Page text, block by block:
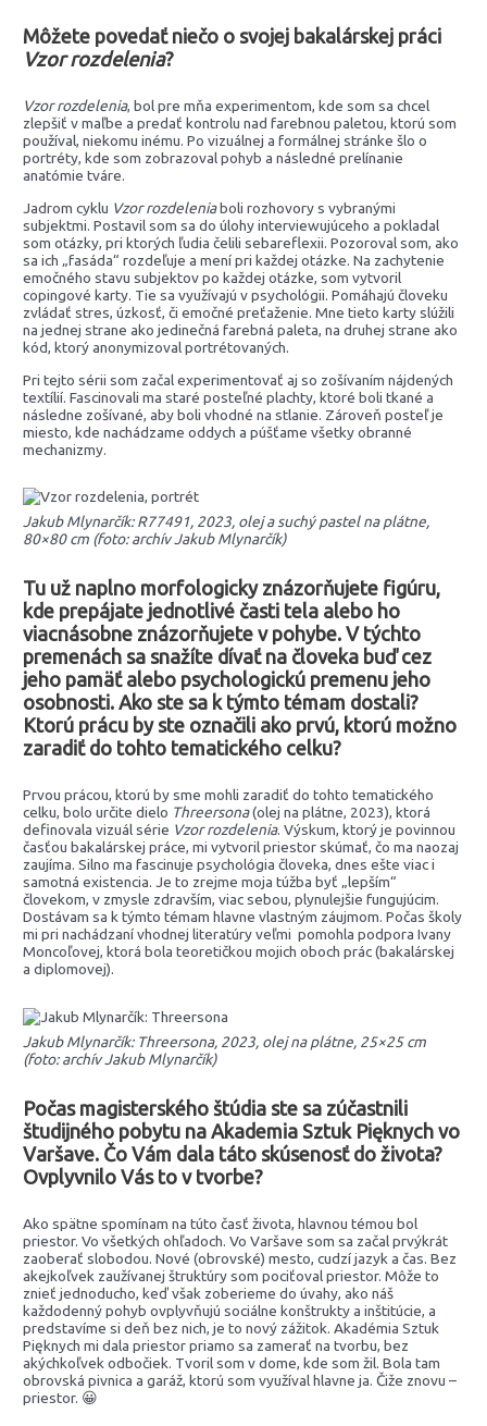
Môžete povedať niečo o svojej bakalárskej práci
Vzor rozdelenia?
Vzor rozdelenia, bol pre mňa experimentom, kde som sa chcel
zlepšiť v maľbe a predať kontrolu nad farebnou paletou, ktorú som
používal, niekomu inému. Po vizuálnej a formálnej stránke šlo o
portréty, kde som zobrazoval pohyb a následné prelínanie
anatómie tváre.
Jadrom cyklu Vzor rozdeleniaboli rozhovory s vybranými
subjektmi. Postavil som sa do úlohy interviewujúceho a pokladal
som otázky, pri ktorých ľudia čelili sebareflexii. Pozoroval som, ako
sa ich „fasáda“ rozdeľuje a mení pri každej otázke. Na zachytenie
emočného stavu subjektov po každej otázke, som vytvoril
copingové karty. Tie sa využívajú v psychológii. Pomáhajú človeku
zvládať stres, úzkosť, či emočné preťaženie. Mne tieto karty slúžili
na jednej strane ako jedinečná farebná paleta, na druhej strane ako
kód, ktorý anonymizoval portrétovaných.
Pri tejto sérii som začal experimentovať aj so zošívaním nájdených
textílií. Fascinovali ma staré posteľné plachty, ktoré boli tkané a
následne zošívané, aby boli vhodné na stlanie. Zároveň posteľ je
miesto, kde nachádzame oddych a púšťame všetky obranné
mechanizmy.
Jakub Mlynarčík: R77491, 2023, olej a suchý pastel na plátne,
80×80 cm (foto: archív Jakub Mlynarčík)
Tu už naplno morfologicky znázorňujete figúru,
kde prepájate jednotlivé časti tela alebo ho
viacnásobne znázorňujete v pohybe. V týchto
premenách sa snažíte dívať na človeka buď cez
jeho pamäť alebo psychologickú premenu jeho
osobnosti. Ako ste sa k týmto témam dostali?
Ktorú prácu by ste označili ako prvú, ktorú možno
zaradiť do tohto tematického celku?
Prvou prácou, ktorú by sme mohli zaradiť do tohto tematického
celku, bolo určite dielo Threersona(olej na plátne, 2023), ktorá
definovala vizuál série Vzor rozdelenia. Výskum, ktorý je povinnou
časťou bakalárskej práce, mi vytvoril priestor skúmať, čo ma naozaj
zaujíma. Silno ma fascinuje psychológia človeka, dnes ešte viac i
samotná existencia. Je to zrejme moja túžba byť „lepším“
človekom, v zmysle zdravším, viac sebou, plynulejšie fungujúcim.
Dostávam sa k týmto témam hlavne vlastným záujmom. Počas školy
mi pri nachádzaní vhodnej literatúry veľmi pomohla podpora Ivany
Moncoľovej, ktorá bola teoretičkou mojich oboch prác (bakalárskej
a diplomovej).
Jakub Mlynarčík: Threersona, 2023, olej na plátne, 25×25 cm
(foto: archív Jakub Mlynarčík)
Počas magisterského štúdia ste sa zúčastnili
študijného pobytu na Akademia Sztuk Pięknych vo
Varšave. Čo Vám dala táto skúsenosť do života?
Ovplyvnilo Vás to v tvorbe?
Ako spätne spomínam na túto časť života, hlavnou témou bol
priestor. Vo všetkých ohľadoch. Vo Varšave som sa začal prvýkrát
zaoberať slobodou. Nové (obrovské) mesto, cudzí jazyk a čas. Bez
akejkoľvek zaužívanej štruktúry som pociťoval priestor. Môže to
znieť jednoducho, keď však zoberieme do úvahy, ako náš
každodenný pohyb ovplyvňujú sociálne konštrukty a inštitúcie, a
predstavíme si deň bez nich, je to nový zážitok. Akadémia Sztuk
Pięknych mi dala priestor priamo sa zamerať na tvorbu, bez
akýchkoľvek odbočiek. Tvoril som v dome, kde som žil. Bola tam
obrovská pivnica a garáž, ktorú som využíval hlavne ja. Čiže znovu –
priestor. 😀